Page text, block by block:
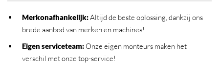
Merkonafhankelijk:Altijd de beste oplossing, dankzij ons
brede aanbod van merken en machines!
Eigen serviceteam:Onze eigen monteurs maken het
verschil met onze top-service!